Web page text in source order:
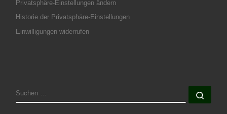
Privatsphäre-Einstellungen ändern
Historie der Privatsphäre-Einstellungen
Einwilligungen widerrufen
SUCHE